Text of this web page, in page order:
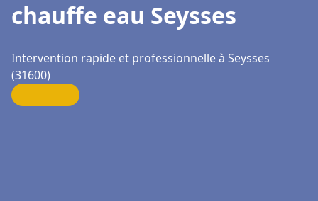
chauffe eau Seysses
Intervention rapide et professionnelle à Seysses
(31600)